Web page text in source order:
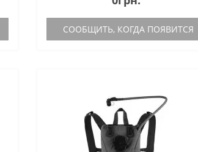
СООБЩИТЬ, КОГДА ПОЯВИТСЯ